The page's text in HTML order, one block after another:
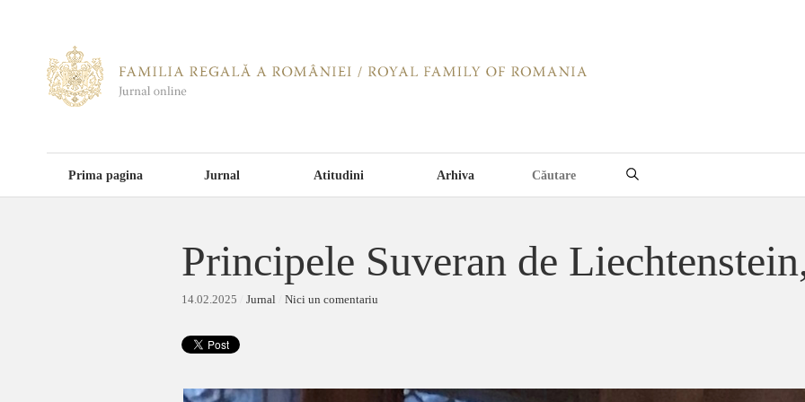
Prima pagina Jurnal Atitudini Arhiva
Principele Suveran de
14.02.2025 Jurnal Nici un comentariu